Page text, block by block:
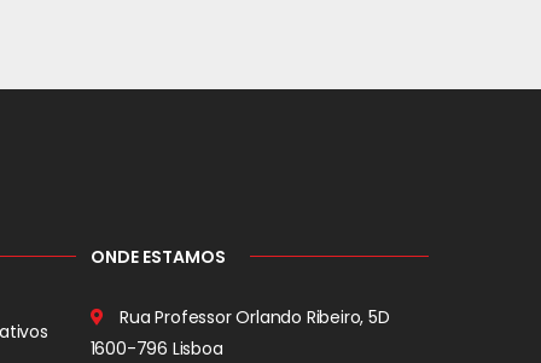
ONDE ESTAMOS
Rua Professor Orlando Ribeiro, 5D
1600-796 Lisboa